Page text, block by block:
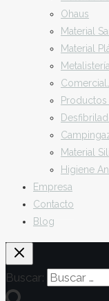
Ohaus
Material
Material
Metalistería
Material
Higiene
Empresa
Contacto
Blog
Buscar: